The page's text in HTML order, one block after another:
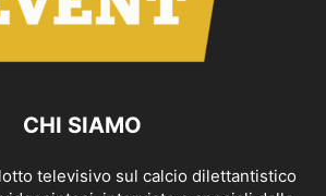
CHI SIAMO
televisivo sul calcio dilettantistico